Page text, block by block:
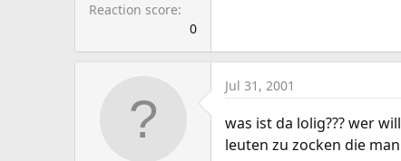
Reaction score
0
Jul 31, 2001
was ist da lolig??? wer
leuten zu zocken die